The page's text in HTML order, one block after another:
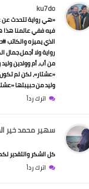
ku7do
«هي رواية تتحدث عن
فيه ففي عالمنا هذا
الذي يميزه والكاتب
رواية ولا أجمل.جمال
من أب، أم وولدين
«عشتار»، لكن لم تكون
وليد من حبيبتها
اترك رداً
سهير محمد خير
كل الشكر والتقدير
اترك رداً